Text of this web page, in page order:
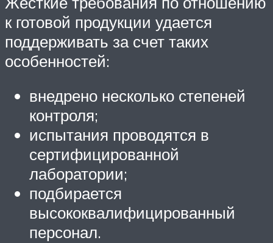
к готовой продукции удается
поддерживать за счет таких
особенностей:
внедрено несколько степеней
контроля;
испытания проводятся в
сертифицированной
лаборатории;
подбирается
высококвалифицированный
персонал.